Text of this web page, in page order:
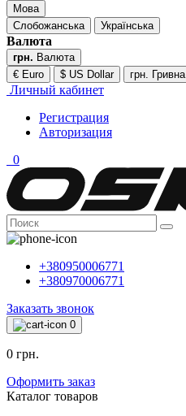
Мова
Слобожанська
Українська
Валюта
грн. Валюта
€ Euro
$ US Dollar грн. Гривна
Личный кабинет
Регистрация
Авторизация
0
+380950006771
+380970006771
Заказать звонок
0
0 грн.
Оформить заказ
Каталог товаров